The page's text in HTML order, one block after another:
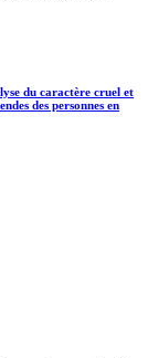
du caractère cruel et
des personnes en